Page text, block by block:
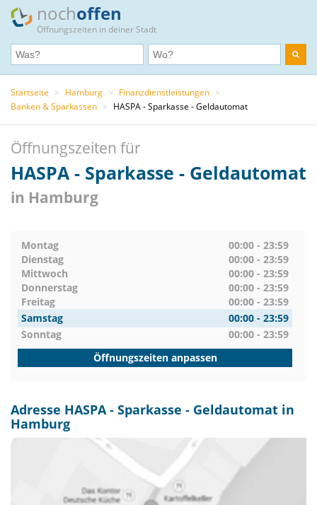
nochoffen
Öffnungszeiten in deiner Stadt
Startseite > Hamburg > Finanzdienstleistungen >
Banken & Sparkassen > HASPA - Sparkasse - Geldautomat
Öffnungszeiten für
HASPA - Sparkasse - Geldautomat
in Hamburg
Montag
00:00 - 23:59
Dienstag
00:00 - 23:59
Mittwoch
00:00 - 23:59
Donnerstag
00:00 - 23:59
Freitag
00:00 - 23:59
Samstag
00:00 - 23:59
Sonntag
00:00 - 23:59
Öffnungszeiten anpassen
Adresse HASPA - Sparkasse - Geldautomat in
Hamburg